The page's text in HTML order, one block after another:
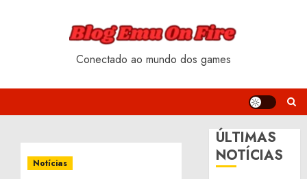
Conectado ao mundo dos games
Notícias
ÚLTIMAS
NOTÍCIAS